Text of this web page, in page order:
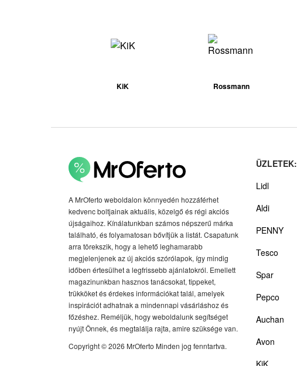
KiK Rossmann
A MrOferto weboldalon könnyedén hozzáférhet
kedvenc boltjainak aktuális, közelgő és régi akciós
újságaihoz. Kínálatunkban számos népszerű márka
található, és folyamatosan bővítjük a listát. Csapatunk
arra törekszik, hogy a lehető leghamarabb
megjelenjenek az új akciós szórólapok, így mindig
időben értesülhet a legfrissebb ajánlatokról. Emellett
magazinunkban hasznos tanácsokat, tippeket,
trükköket és érdekes információkat talál, amelyek
inspirációt adhatnak a mindennapi vásárláshoz és
főzéshez. Reméljük, hogy weboldalunk segítséget
nyújt Önnek, és megtalálja rajta, amire szüksége van.
Copyright © 2026 MrOferto Minden jog fenntartva.
ÜZLETEK:
Lidl
Aldi
PENNY
Tesco
Spar
Pepco
Auchan
Avon
KiK